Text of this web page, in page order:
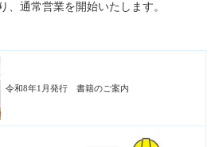
通常営業を開始いたします。
令和8年1月発行 書籍のご案内